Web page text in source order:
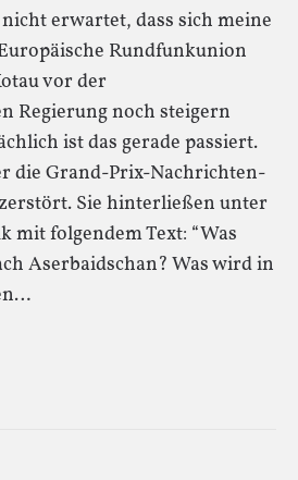
erwartet, dass sich meine
Rundfunkunion
vor der
Regierung noch steigern
ist das gerade passiert.
die Grand-Prix-Nachrichten-
Sie hinterließen unter
mit folgendem Text: “Was
Aserbaidschan? Was wird in